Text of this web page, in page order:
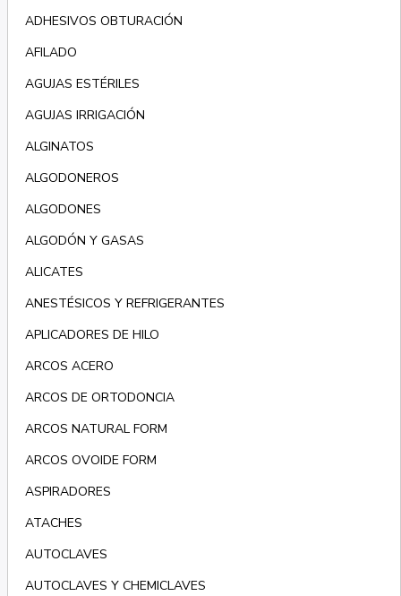
ADHESIVOS OBTURACIÓN
AFILADO
AGUJAS ESTÉRILES
AGUJAS IRRIGACIÓN
ALGINATOS
ALGODONEROS
ALGODONES
ALGODÓN Y GASAS
ALICATES
ANESTÉSICOS Y REFRIGERANTES
APLICADORES DE HILO
ARCOS ACERO
ARCOS DE ORTODONCIA
ARCOS NATURAL FORM
ARCOS OVOIDE FORM
ASPIRADORES
ATACHES
AUTOCLAVES
AUTOCLAVES Y CHEMICLAVES